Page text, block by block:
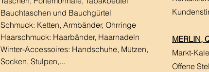
Bauchtaschen und Bauchgürtel
Schmuck: Ketten, Armbänder, Ohrringe
Haarschmuck: Haarbänder, Haarnadeln
Winter-Accessoires: Handschuhe, Mützen,
Socken, Stulpen,...
MERLIN,
Markt-
Offene